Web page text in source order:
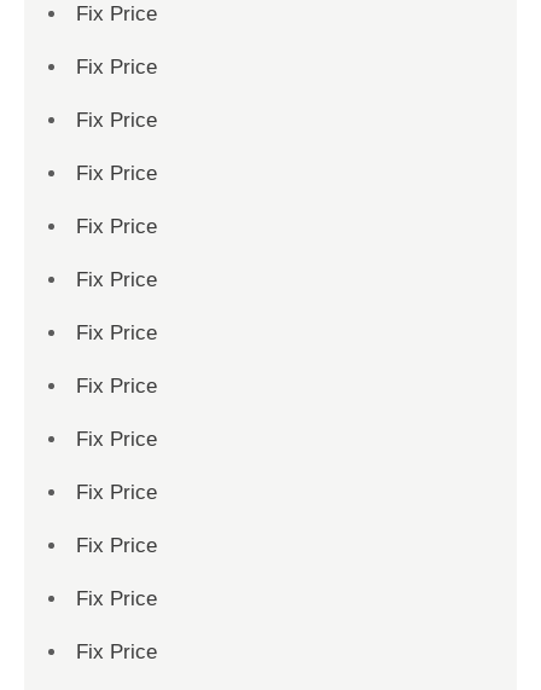
Fix Price
Fix Price
Fix Price
Fix Price
Fix Price
Fix Price
Fix Price
Fix Price
Fix Price
Fix Price
Fix Price
Fix Price
Fix Price